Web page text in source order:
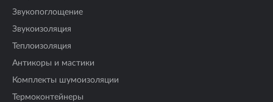
Звукопоглощение
Звукоизоляция
Теплоизоляция
Антикоры и мастики
Комплекты шумоизоляции
Термоконтейнеры